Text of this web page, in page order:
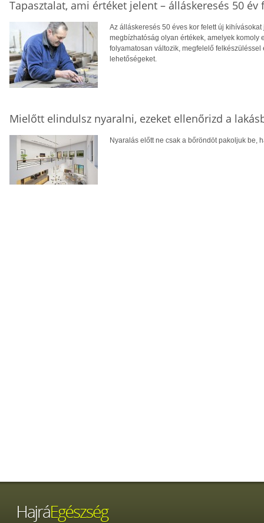
Tapasztalat, ami értéket jelent – álláskeresés 50 év
Az álláskeresés 50 éves kor felett új
megbízhatóság olyan értékek, amelyek komoly
folyamatosan változik, megfelelő
lehetőségeket.
Mielőtt elindulsz nyaralni, ezeket ellenőrizd a
Nyaralás előtt ne csak a bőröndöt pakoljuk be,